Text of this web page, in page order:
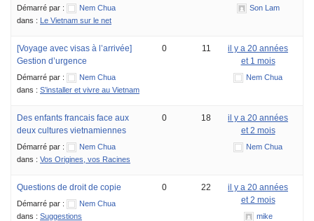
Démarré par :
Nem Chua
dans : Le Vietnam sur le net
Son Lam
[Voyage avec visas à l’arrivée]
Gestion d’urgence
Démarré par :
Nem Chua
dans : S’installer et vivre au Vietnam
0 11
il y a 20 années
et 1 mois
Nem Chua
Des enfants francais face aux
deux cultures vietnamiennes
Démarré par :
Nem Chua
dans : Vos Origines, vos Racines
0 18
il y a 20 années
et 2 mois
Nem Chua
Questions de droit de copie
Démarré par :
Nem Chua
dans : Suggestions
0 22
il y a 20 années
et 2 mois
mike